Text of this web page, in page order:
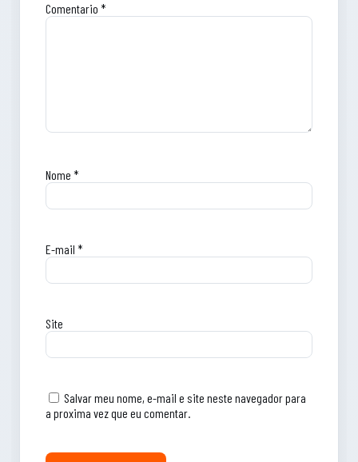
Comentario *
Nome *
E-mail *
Site
Salvar meu nome, e-mail e site neste navegador para
a proxima vez que eu comentar.